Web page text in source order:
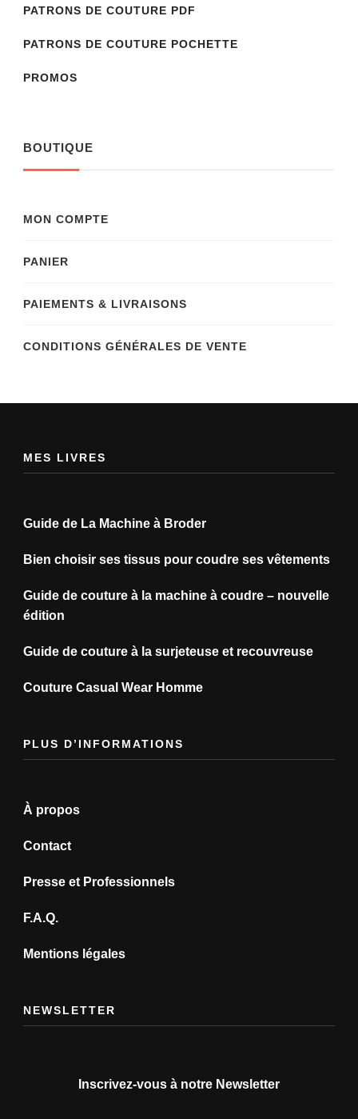
PATRONS DE COUTURE PDF
PATRONS DE COUTURE POCHETTE
PROMOS
BOUTIQUE
MON COMPTE
PANIER
PAIEMENTS & LIVRAISONS
CONDITIONS GÉNÉRALES DE VENTE
MES LIVRES
Guide de La Machine à Broder
Bien choisir ses tissus pour coudre ses vêtements
Guide de couture à la machine à coudre – nouvelle
édition
Guide de couture à la surjeteuse et recouvreuse
Couture Casual Wear Homme
PLUS D’INFORMATIONS
À propos
Contact
Presse et Professionnels
F.A.Q.
Mentions légales
NEWSLETTER
Inscrivez-vous à notre Newsletter